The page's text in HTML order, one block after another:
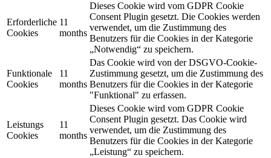
Erforderliche
Cookies
11
months
Dieses Cookie wird vom GDPR Cookie
Consent Plugin gesetzt. Die Cookies werden
verwendet, um die Zustimmung des
Benutzers für die Cookies in der Kategorie
„Notwendig“ zu speichern.
Funktionale
Cookies
11
months
Das Cookie wird von der DSGVO-Cookie-
Zustimmung gesetzt, um die Zustimmung des
Benutzers für die Cookies in der Kategorie
"Funktional" zu erfassen.
Leistungs
Cookies
11
months
Dieses Cookie wird vom GDPR Cookie
Consent Plugin gesetzt. Das Cookie wird
verwendet, um die Zustimmung des
Benutzers für die Cookies in der Kategorie
„Leistung“ zu speichern.